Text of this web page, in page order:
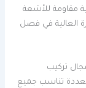
مقاومة للأشعة
العالية في فصل
تركيب
تناسب جميع